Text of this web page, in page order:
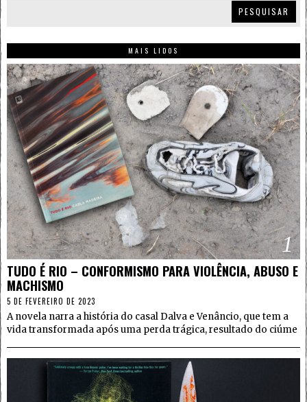
PESQUISAR
MAIS LIDOS
1
TUDO É RIO – CONFORMISMO PARA VIOLÊNCIA, ABUSO E
MACHISMO
5 DE FEVEREIRO DE 2023
A novela narra a história do casal Dalva e Venâncio, que tem a
vida transformada após uma perda trágica, resultado do ciúme